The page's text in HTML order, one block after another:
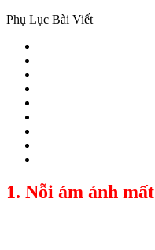
Phụ Lục Bài Viết
1. Nỗi ám ảnh